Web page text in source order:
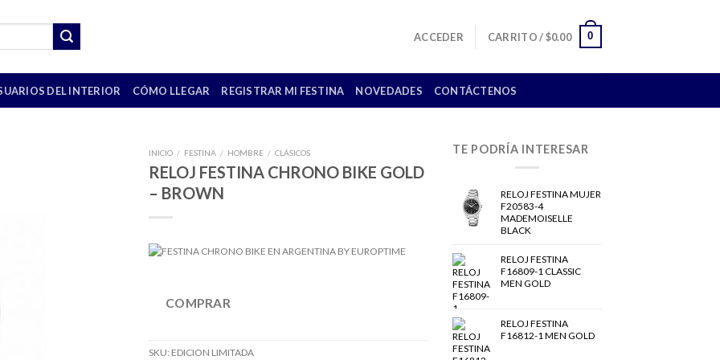
ACCEDER CARRITO /$0.00 0
DEL INTERIOR CÓMO LLEGAR REGISTRAR MI FESTINA NOVEDADES CONTÁCTENOS
INICIO / FESTINA / HOMBRE / CLÁSICOS
RELOJ FESTINA CHRONO BIKE GOLD
– BROWN
COMPRAR
SKU: EDICION LIMITADA
TE PODRÍA INTERESAR
RELOJ FESTINA MUJER
F20583-4
MADEMOISELLE
BLACK
RELOJ FESTINA
F16809-1 CLASSIC
MEN GOLD
RELOJ FESTINA
F16812-1 MEN GOLD